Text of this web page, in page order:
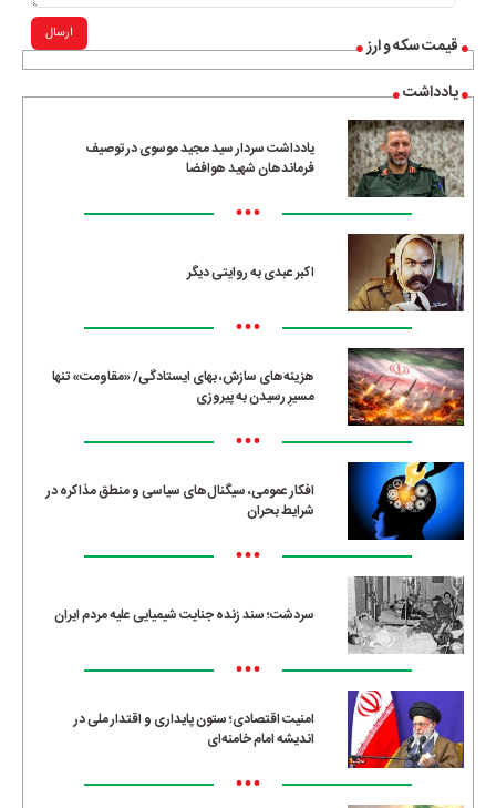
قیمت سکه و ارز
یادداشت
یادداشت سردار سید مجید موسوی در توصیف
فرماندهان شهید هوافضا
•••
اکبر عبدی به روایتی دیگر
•••
هزینه‌های سازش، بهای ایستادگی/ «مقاومت» تنها
مسیرِ رسیدن به پیروزی
•••
افکار عمومی، سیگنال‌های سیاسی و منطق مذاکره در
شرایط بحران
•••
سردشت؛ سند زنده جنایت شیمیایی علیه مردم ایران
•••
امنیت اقتصادی؛ ستون پایداری و اقتدار ملی در
اندیشه امام خامنه‌ای
•••
ارسال